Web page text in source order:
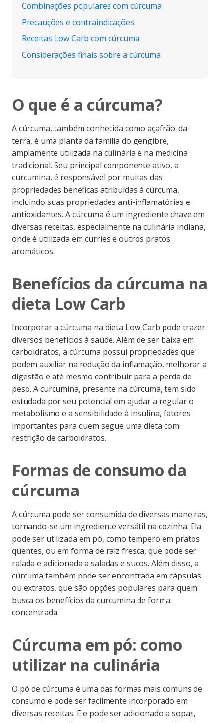
Combinações populares com cúrcuma
Precauções e contraindicações
Receitas Low Carb com cúrcuma
Considerações finais sobre a cúrcuma
O que é a cúrcuma?
A cúrcuma, também conhecida como açafrão-da-
terra, é uma planta da família do gengibre,
amplamente utilizada na culinária e na medicina
tradicional. Seu principal componente ativo, a
curcumina, é responsável por muitas das
propriedades benéficas atribuídas à cúrcuma,
incluindo suas propriedades anti-inflamatórias e
antioxidantes. A cúrcuma é um ingrediente chave em
diversas receitas, especialmente na culinária indiana,
onde é utilizada em curries e outros pratos
aromáticos.
Benefícios da cúrcuma na
dieta Low Carb
Incorporar a cúrcuma na dieta Low Carb pode trazer
diversos benefícios à saúde. Além de ser baixa em
carboidratos, a cúrcuma possui propriedades que
podem auxiliar na redução da inflamação, melhorar a
digestão e até mesmo contribuir para a perda de
peso. A curcumina, presente na cúrcuma, tem sido
estudada por seu potencial em ajudar a regular o
metabolismo e a sensibilidade à insulina, fatores
importantes para quem segue uma dieta com
restrição de carboidratos.
Formas de consumo da
cúrcuma
A cúrcuma pode ser consumida de diversas maneiras,
tornando-se um ingrediente versátil na cozinha. Ela
pode ser utilizada em pó, como tempero em pratos
quentes, ou em forma de raiz fresca, que pode ser
ralada e adicionada a saladas e sucos. Além disso, a
cúrcuma também pode ser encontrada em cápsulas
ou extratos, que são opções populares para quem
busca os benefícios da curcumina de forma
concentrada.
Cúrcuma em pó: como
utilizar na culinária
O pó de cúrcuma é uma das formas mais comuns de
consumo e pode ser facilmente incorporado em
diversas receitas. Ele pode ser adicionado a sopas,